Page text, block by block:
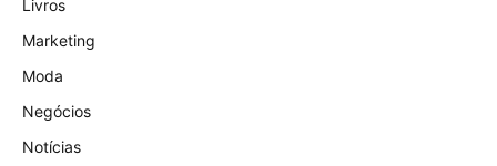
Livros
Marketing
Moda
Negócios
Notícias